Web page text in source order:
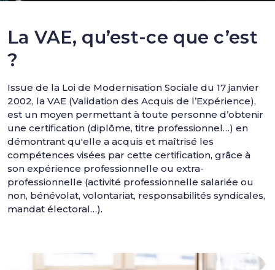
La VAE, qu’est-ce que c’est
?
Issue de la Loi de Modernisation Sociale du 17 janvier
2002, la VAE (Validation des Acquis de l’Expérience),
est un moyen permettant à toute personne d’obtenir
une certification (diplôme, titre professionnel…) en
démontrant qu'elle a acquis et maîtrisé les
compétences visées par cette certification, grâce à
son expérience professionnelle ou extra-
professionnelle (activité professionnelle salariée ou
non, bénévolat, volontariat, responsabilités syndicales,
mandat électoral…).